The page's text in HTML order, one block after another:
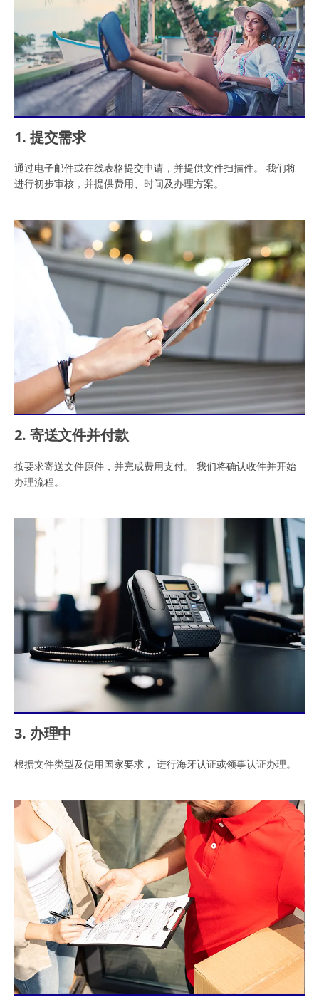
1. 提交需求
通过电子邮件或在线表格提交申请，并提供文件扫描件。 我们将
进行初步审核，并提供费用、时间及办理方案。
2. 寄送文件并付款
按要求寄送文件原件，并完成费用支付。 我们将确认收件并开始
办理流程。
3. 办理中
根据文件类型及使用国家要求， 进行海牙认证或领事认证办理。